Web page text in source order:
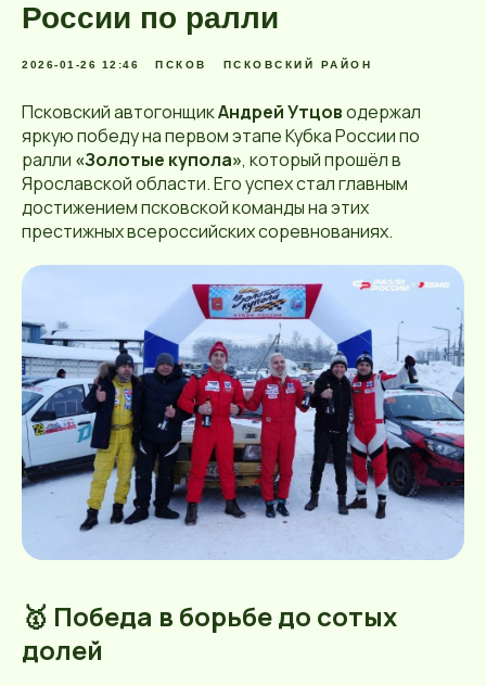
России по ралли
2026-01-26 12:46 ПСКОВ ПСКОВСКИЙ РАЙОН
Псковский автогонщикАндрей Утцоводержал
яркую победу на первом этапе Кубка России по
ралли «Золотые купола», который прошёл в
Ярославской области. Его успех стал главным
достижением псковской команды на этих
престижных всероссийских соревнованиях.
🥇 Победа в борьбе до сотых
долей